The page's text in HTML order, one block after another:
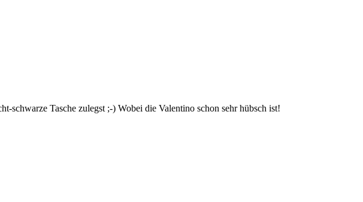
schwarze Tasche zulegst ;-) Wobei die Valentino schon sehr hübsch ist!